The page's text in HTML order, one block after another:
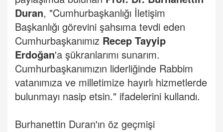
Duran, "Cumhurbaşkanlığı İletişim
Başkanlığı görevini şahsıma tevdi eden
Cumhurbaşkanımız Recep Tayyip
Erdoğan'a şükranlarımı sunarım.
Cumhurbaşkanımızın liderliğinde Rabbim
vatanımıza ve milletimize hayırlı hizmetlerde
bulunmayı nasip etsin." ifadelerini kullandı.
Burhanettin Duran'ın öz geçmişi